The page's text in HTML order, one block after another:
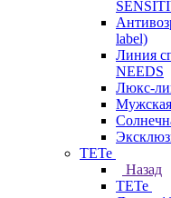
label)
Линия
NEEDS
Люкс-
TETe
Назад
TETe